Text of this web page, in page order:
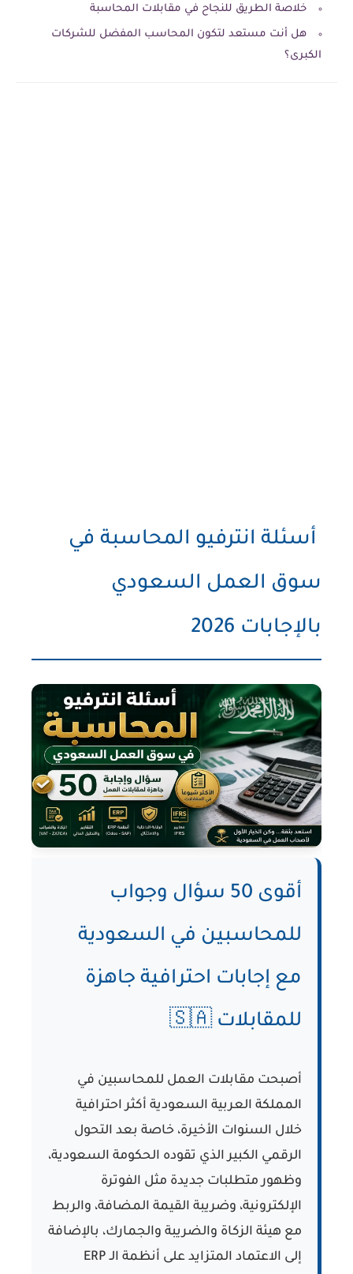
خلاصة الطريق للنجاح في مقابلات المحاسبة
هل أنت مستعد لتكون المحاسب المفضل للشركات
الكبرى؟
أسئلة انترفيو المحاسبة في
سوق العمل السعودي
بالإجابات 2026
أقوى 50 سؤال وجواب
للمحاسبين في السعودية
مع إجابات احترافية جاهزة
للمقابلات 🇸🇦
أصبحت مقابلات العمل للمحاسبين في
المملكة العربية السعودية أكثر احترافية
خلال السنوات الأخيرة، خاصة بعد التحول
الرقمي الكبير الذي تقوده الحكومة السعودية،
وظهور متطلبات جديدة مثل الفوترة
الإلكترونية، وضريبة القيمة المضافة، والربط
مع هيئة الزكاة والضريبة والجمارك، بالإضافة
إلى الاعتماد المتزايد على أنظمة الـ ERP